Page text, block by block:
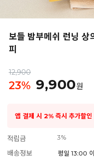
보들 밤부메쉬 런닝
피
12,900
23% 9,900원
앱 결제 시 2% 즉시 추가할인
적립금 3%
배송정보 평일 13:00